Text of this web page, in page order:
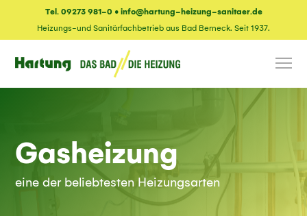
Tel. 09273 981-0 • info@hartung-heizung-sanitaer.de
Heizungs-und Sanitärfachbetrieb aus Bad Berneck. Seit 1937.
Gasheizung
eine der beliebtesten Heizungsarten